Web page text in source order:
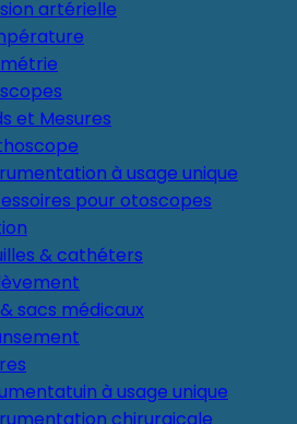
artérielle
et Mesures
à usage unique
pour otoscopes
& cathéters
sacs médicaux
à usage unique